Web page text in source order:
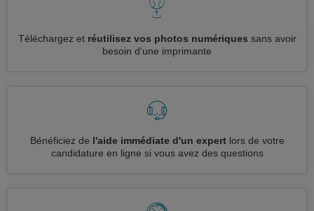
Téléchargez et réutilisez vos photos numériques sans avoir
besoin d'une imprimante
Bénéficiez de l'aide immédiate d'un expertlors de votre
candidature en ligne si vous avez des questions